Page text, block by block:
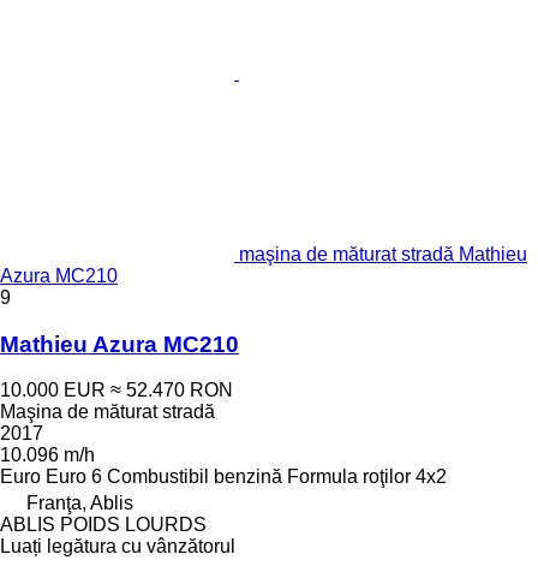
maşina de măturat stradă Mathieu
Azura MC210
9
Mathieu Azura MC210
10.000 EUR ≈ 52.470 RON
Maşina de măturat stradă
2017
10.096 m/h
Euro Euro 6 Combustibil benzină Formula roţilor 4x2
Franţa, Ablis
ABLIS POIDS LOURDS
Luați legătura cu vânzătorul